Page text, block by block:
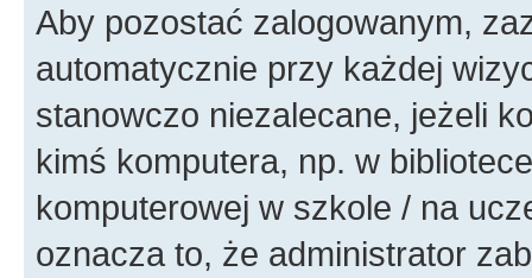
Aby pozostać zalogowanym,
automatycznie przy każdej
stanowczo niezalecane, jeżeli
kimś komputera, np. w
komputerowej w szkole / na
oznacza to, że administrator